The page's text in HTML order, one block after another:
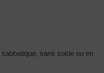
sans solde ou en